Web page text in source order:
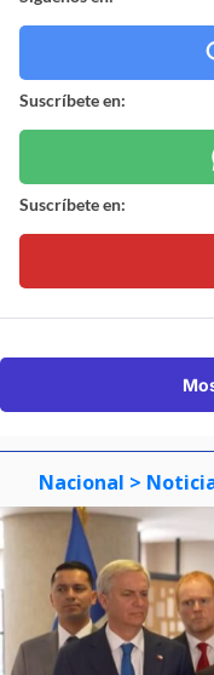
Suscríbete en:
Suscríbete en:
Nacional >